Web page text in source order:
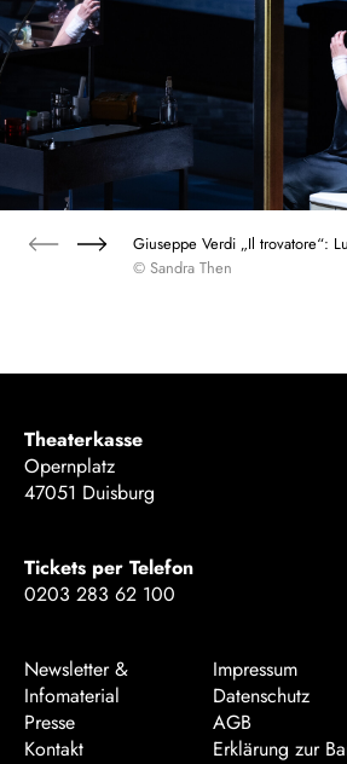
Giuseppe Verdi „Il trovatore“:
© Sandra Then
Theaterkasse
Opernplatz
47051 Duisburg
Tickets per Telefon
0203 283 62 100
Newsletter &
Infomaterial
Presse
Kontakt
Impressum
Datenschutz
AGB
Erklärung zur